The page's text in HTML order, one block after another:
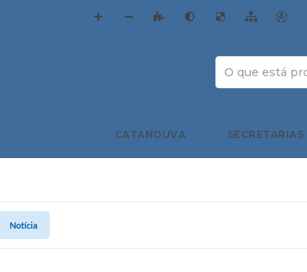
CATANDUVA SECRETARIAS
Notícia